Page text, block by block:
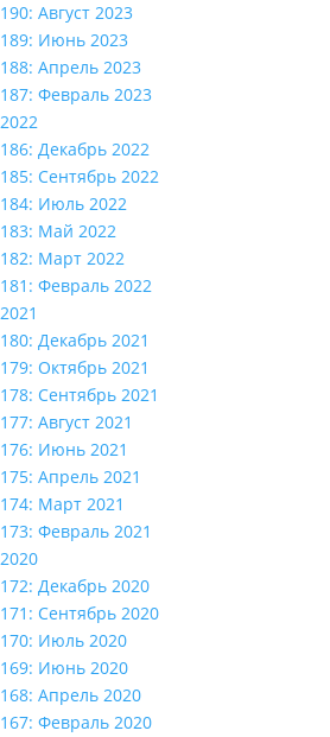
190: Август 2023
189: Июнь 2023
188: Апрель 2023
187: Февраль 2023
2022
186: Декабрь 2022
185: Сентябрь 2022
184: Июль 2022
183: Май 2022
182: Март 2022
181: Февраль 2022
2021
180: Декабрь 2021
179: Октябрь 2021
178: Сентябрь 2021
177: Август 2021
176: Июнь 2021
175: Апрель 2021
174: Март 2021
173: Февраль 2021
2020
172: Декабрь 2020
171: Сентябрь 2020
170: Июль 2020
169: Июнь 2020
168: Апрель 2020
167: Февраль 2020